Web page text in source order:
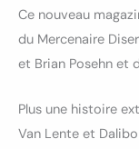
Ce nouveau
du Mercenaire
et Brian Posehn et
Plus une histoire
Van Lente et